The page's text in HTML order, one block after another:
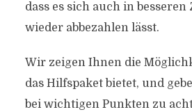
dass es sich auch in
wieder abbezahlen lässt.
Wir zeigen Ihnen die
das Hilfspaket bietet, und
bei wichtigen Punkten zu